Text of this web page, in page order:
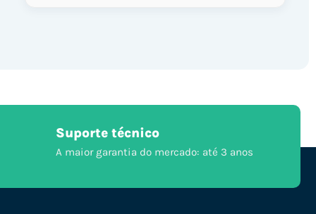
Suporte técnico
A maior garantia do mercado: até 3 anos